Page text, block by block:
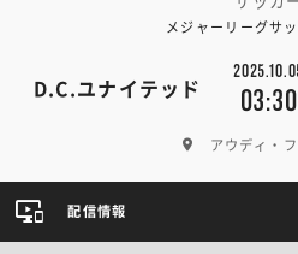
メジャーリーグサ
D.C.ユナイテッド 03:30
アウディ・
配信情報